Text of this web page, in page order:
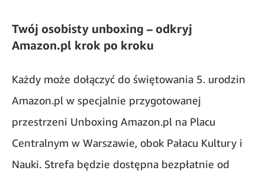
Twój osobisty unboxing – odkryj
Amazon.pl krok po kroku
Każdy może dołączyć do świętowania 5. urodzin
Amazon.pl w specjalnie przygotowanej
przestrzeni Unboxing Amazon.pl na Placu
Centralnym w Warszawie, obok Pałacu Kultury i
Nauki. Strefa będzie dostępna bezpłatnie od